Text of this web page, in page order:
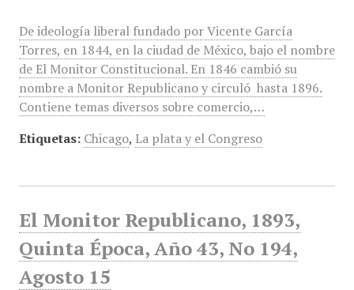
De ideología liberal fundado por Vicente García
Torres, en 1844, en la ciudad de México, bajo el nombre
de El Monitor Constitucional. En 1846 cambió su
nombre a Monitor Republicano y circuló hasta 1896.
Contiene temas diversos sobre comercio,…
Etiquetas: Chicago, La plata y el Congreso
El Monitor Republicano, 1893,
Quinta Época, Año 43, No 194,
Agosto 15